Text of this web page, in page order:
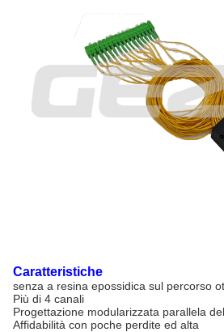
Caratteristiche
senza a resina epossidica sul percorso
Più di 4 canali
Progettazione modularizzata parallela
Affidabilità con poche perdite ed alta